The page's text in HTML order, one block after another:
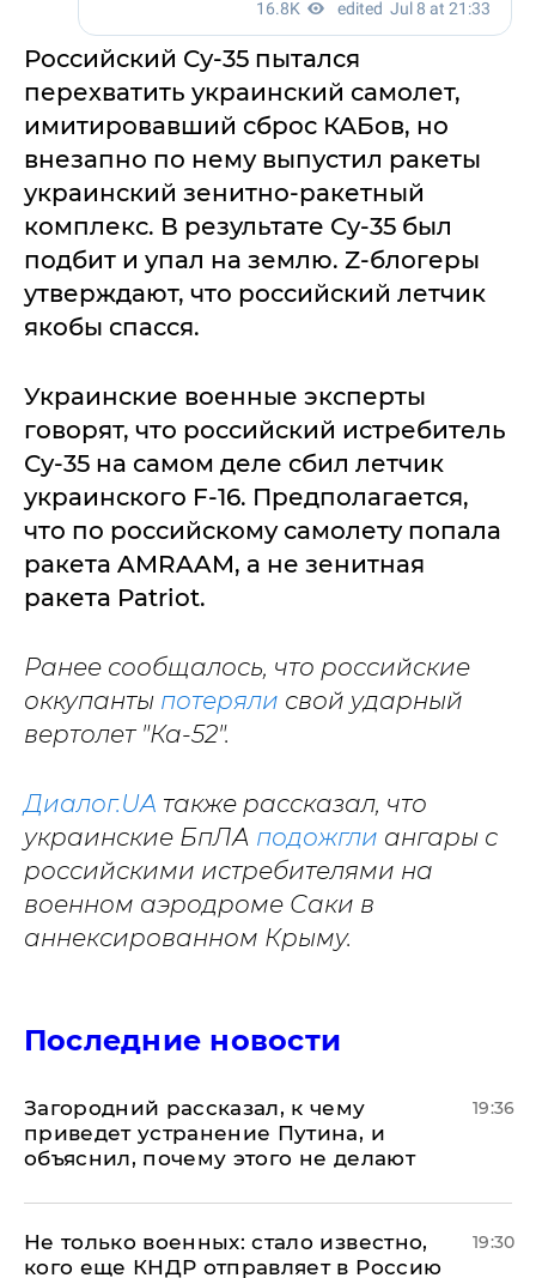
Российский Су-35 пытался
перехватить украинский самолет,
имитировавший сброс КАБов, но
внезапно по нему выпустил ракеты
украинский зенитно-ракетный
комплекс. В результате Су-35 был
подбит и упал на землю. Z-блогеры
утверждают, что российский летчик
якобы спасся.
Украинские военные эксперты
говорят, что российский истребитель
Су-35 на самом деле сбил летчик
украинского F-16. Предполагается,
что по российскому самолету попала
ракета AMRAAM, а не зенитная
ракета Patriot.
Ранее сообщалось, что российские
оккупанты потеряли свой ударный
вертолет "Ка-52".
Диалог.UA также рассказал, что
украинские БпЛА подожгли ангары с
российскими истребителями на
военном аэродроме Саки в
аннексированном Крыму.
Последние новости
Загородний рассказал, к чему
приведет устранение Путина, и
объяснил, почему этого не делают
19:36
Не только военных: стало известно,
кого еще КНДР отправляет в Россию
19:30